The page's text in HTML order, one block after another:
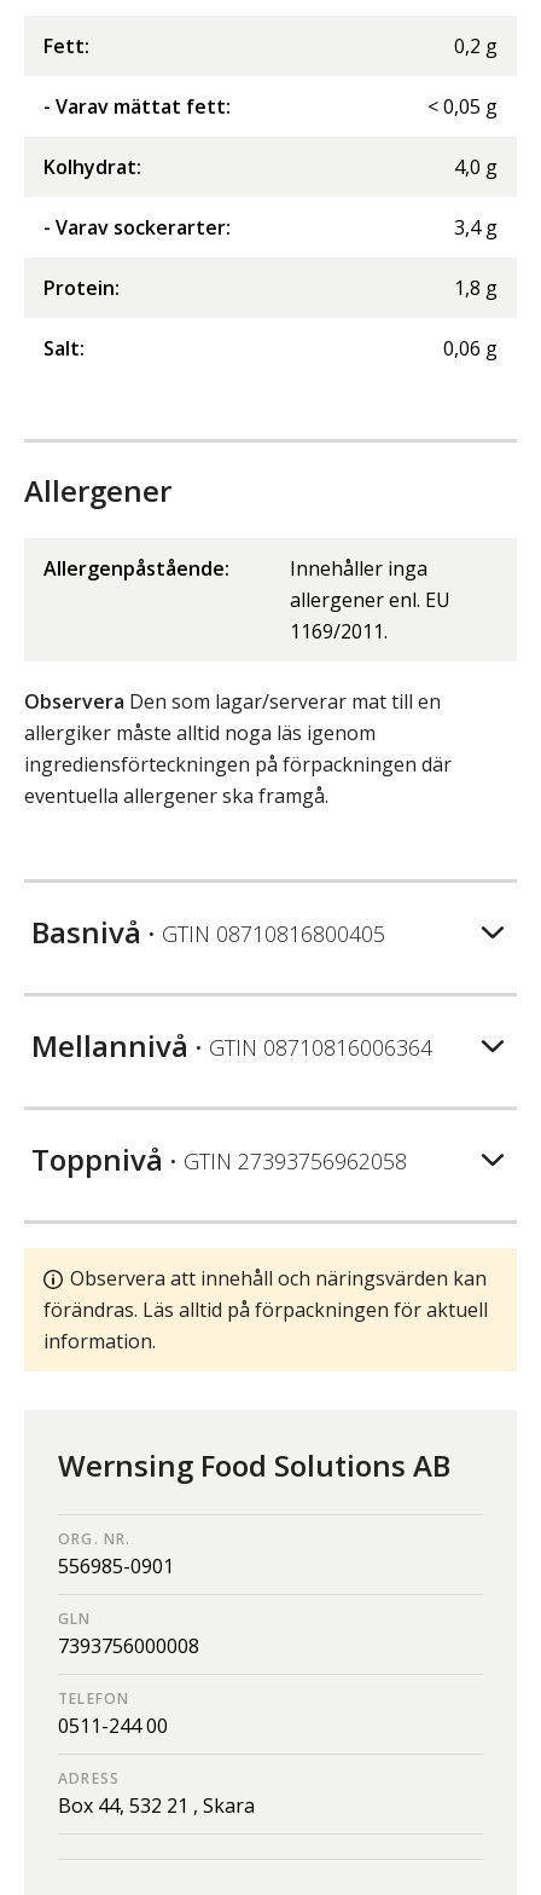
Fett: 0,2 g
- Varav mättat fett: <0,05 g
Kolhydrat: 4,0 g
- Varav sockerarter: 3,4 g
Protein: 1,8 g
Salt: 0,06 g
Allergener
Allergenpåstående:
Innehåller inga
allergener enl. EU
1169/2011.
Observera Den som lagar/serverar mat till en
allergiker måste alltid noga läs igenom
ingrediensförteckningen på förpackningen där
eventuella allergener ska framgå.
Basnivå • GTIN 08710816800405
Mellannivå • GTIN 08710816006364
Toppnivå • GTIN 27393756962058
Observera att innehåll och näringsvärden kan
förändras. Läs alltid på förpackningen för aktuell
information.
Wernsing Food Solutions AB
ORG. NR.
556985-0901
GLN
7393756000008
TELEFON
0511-244 00
ADRESS
Box 44, 532 21 , Skara